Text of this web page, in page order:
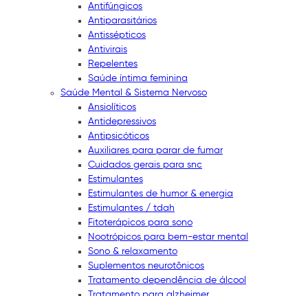
Antifúngicos
Antiparasitários
Antissépticos
Antivirais
Repelentes
Saúde íntima feminina
Saúde Mental & Sistema Nervoso
Ansiolíticos
Antidepressivos
Antipsicóticos
Auxiliares para parar de fumar
Cuidados gerais para snc
Estimulantes
Estimulantes de humor & energia
Estimulantes / tdah
Fitoterápicos para sono
Nootrópicos para bem-estar mental
Sono & relaxamento
Suplementos neurotônicos
Tratamento dependência de álcool